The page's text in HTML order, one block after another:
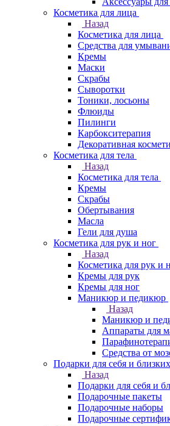
Косметика для лица
Назад
Косметика для лица
Средства для
Кремы
Маски
Скрабы
Сыворотки
Тоники, лосьоны
Флюиды
Пилинги
Карбокситерапия
Декоративная
Косметика для тела
Назад
Косметика для тела
Кремы
Скрабы
Обертывания
Масла
Гели для душа
Косметика для рук и ног
Назад
Косметика для рук и
Кремы для рук
Кремы для ног
Маникюр и педикюр
Назад
Маникюр и
Аппараты для
Средства от
Подарки для себя и близких
Назад
Подарки для себя и
Подарочные пакеты
Подарочные наборы
Подарочные